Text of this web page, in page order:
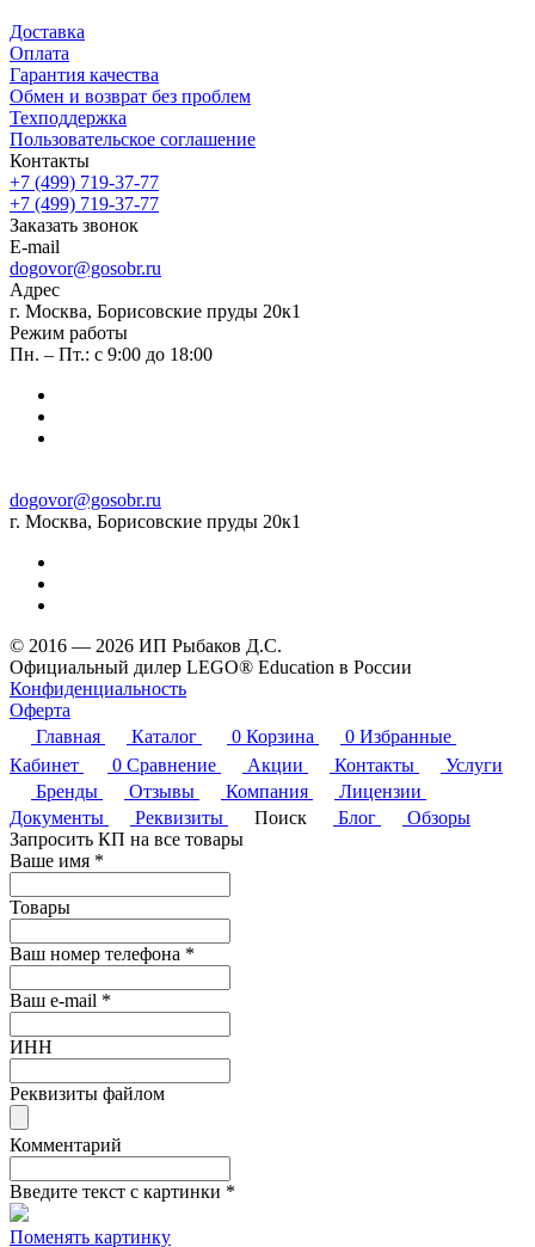
Доставка
Оплата
Гарантия качества
Обмен и возврат без проблем
Техподдержка
Пользовательское соглашение
Контакты
+7 (499) 719-37-77
+7 (499) 719-37-77
Заказать звонок
E-mail
dogovor@gosobr.ru
Адрес
г. Москва, Борисовские пруды 20к1
Режим работы
Пн. – Пт.: с 9:00 до 18:00
dogovor@gosobr.ru
г. Москва, Борисовские пруды 20к1
© 2016 — 2026 ИП Рыбаков Д.С.
Официальный дилер LEGO® Education в России
Конфиденциальность
Оферта
Главная
Каталог 0 Корзина 0 Избранные
Кабинет
0 Сравнение Акции Контакты
Услуги
Бренды
Отзывы Компания
Лицензии
Документы
Реквизиты Поиск Блог
Обзоры
Запросить КП на все товары
Ваше имя *
Товары
Ваш номер телефона *
Ваш e-mail *
ИНН
Реквизиты файлом
Комментарий
Введите текст с картинки *
Поменять картинку